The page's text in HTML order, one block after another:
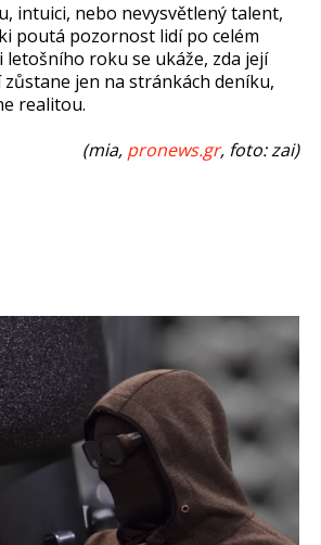
intuici, nebo nevysvětlený talent,
poutá pozornost lidí po celém
letošního roku se ukáže, zda její
jen na stránkách deníku,
realitou.
(mia, pronews.gr, foto: zai)